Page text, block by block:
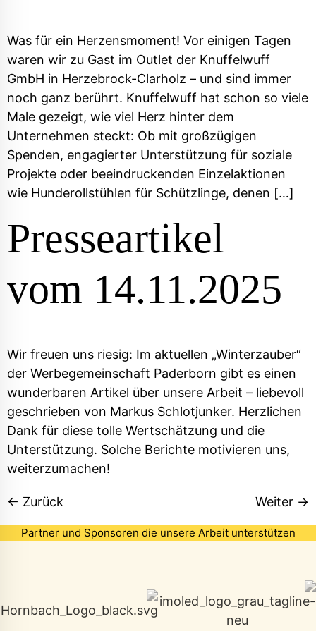
Was für ein Herzensmoment! Vor einigen Tagen
waren wir zu Gast im Outlet der Knuffelwuff
GmbH in Herzebrock-Clarholz – und sind immer
noch ganz berührt. Knuffelwuff hat schon so viele
Male gezeigt, wie viel Herz hinter dem
Unternehmen steckt: Ob mit großzügigen
Spenden, engagierter Unterstützung für soziale
Projekte oder beeindruckenden Einzelaktionen
wie Hunderollstühlen für Schützlinge, denen […]
Presseartikel
vom 14.11.2025
Wir freuen uns riesig: Im aktuellen „Winterzauber“
der Werbegemeinschaft Paderborn gibt es einen
wunderbaren Artikel über unsere Arbeit – liebevoll
geschrieben von Markus Schlotjunker. Herzlichen
Dank für diese tolle Wertschätzung und die
Unterstützung. Solche Berichte motivieren uns,
weiterzumachen!
← Zurück Weiter →
Partner und Sponsoren die unsere Arbeit unterstützen